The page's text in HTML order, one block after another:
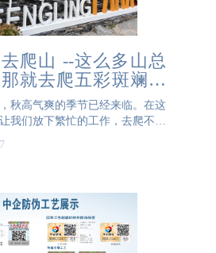
么多山总
就去爬五彩斑斓的
秋高气爽的季节已经来临。在这
我们放下繁忙的工作，去爬不被
可以欣赏到美丽的山水风光，还